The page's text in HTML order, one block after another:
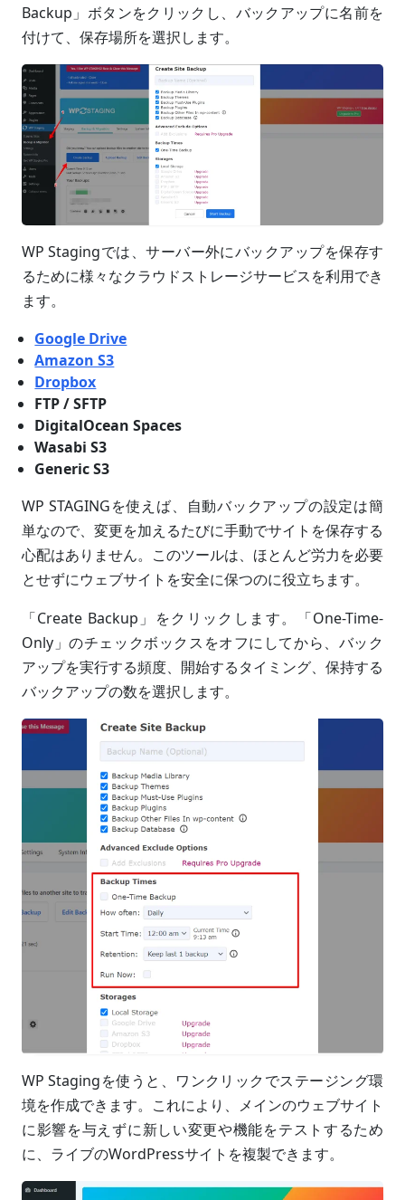
Backup」ボタンをクリックし、バックアップに名前を
付けて、保存場所を選択します。
WP Stagingでは、サーバー外にバックアップを保存す
るために様々なクラウドストレージサービスを利用でき
ます。
Google Drive
Amazon S3
Dropbox
FTP / SFTP
DigitalOcean Spaces
Wasabi S3
Generic S3
WP STAGINGを使えば、自動バックアップの設定は簡
単なので、変更を加えるたびに手動でサイトを保存する
心配はありません。このツールは、ほとんど労力を必要
とせずにウェブサイトを安全に保つのに役立ちます。
「Create Backup」をクリックします。「One-Time-
Only」のチェックボックスをオフにしてから、バック
アップを実行する頻度、開始するタイミング、保持する
バックアップの数を選択します。
WP Stagingを使うと、ワンクリックでステージング環
境を作成できます。これにより、メインのウェブサイト
に影響を与えずに新しい変更や機能をテストするため
に、ライブのWordPressサイトを複製できます。